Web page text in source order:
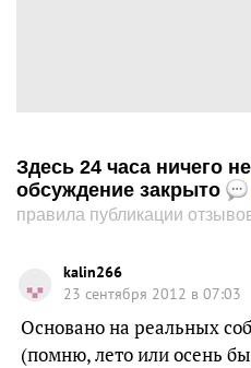
Здесь 24 часа ничего
обсуждение закрыто
правила публикации
kalin266
23 сентября 2012 в 07:03
Основано на реальных
(помню, лето или осень